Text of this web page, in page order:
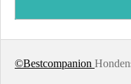
©Bestcompanion